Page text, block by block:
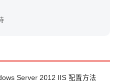
Server 2012 IIS 配置方法